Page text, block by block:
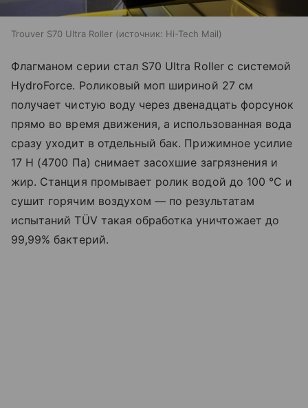
Trouver S70 Ultra Roller источник: Hi-Tech Mail
Флагманом серии стал S70 Ultra Roller с системой
HydroForce. Роликовый моп шириной 27 см
получает чистую воду через двенадцать форсунок
прямо во время движения, а использованная вода
сразу уходит в отдельный бак. Прижимное усилие
17 Н (4700 Па) снимает засохшие загрязнения и
жир. Станция промывает ролик водой до 100 °C и
сушит горячим воздухом — по результатам
испытаний TÜV такая обработка уничтожает до
99,99% бактерий.